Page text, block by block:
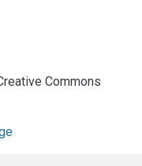
de hormigones
of cement and the
a low coefficient of
are given.
Commons